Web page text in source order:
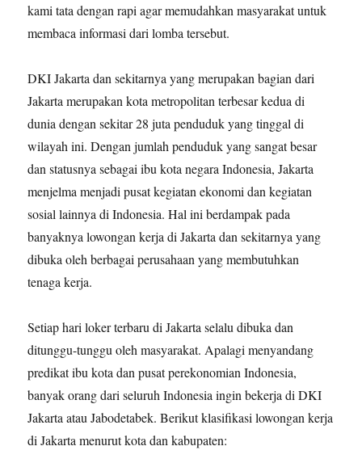
kami tata dengan rapi agar memudahkan masyarakat untuk
membaca informasi dari lomba tersebut.
DKI Jakarta dan sekitarnya yang merupakan bagian dari
Jakarta merupakan kota metropolitan terbesar kedua di
dunia dengan sekitar 28 juta penduduk yang tinggal di
wilayah ini. Dengan jumlah penduduk yang sangat besar
dan statusnya sebagai ibu kota negara Indonesia, Jakarta
menjelma menjadi pusat kegiatan ekonomi dan kegiatan
sosial lainnya di Indonesia. Hal ini berdampak pada
banyaknya lowongan kerja di Jakarta dan sekitarnya yang
dibuka oleh berbagai perusahaan yang membutuhkan
tenaga kerja.
Setiap hari loker terbaru di Jakarta selalu dibuka dan
ditunggu-tunggu oleh masyarakat. Apalagi menyandang
predikat ibu kota dan pusat perekonomian Indonesia,
banyak orang dari seluruh Indonesia ingin bekerja di DKI
Jakarta atau Jabodetabek. Berikut klasifikasi lowongan kerja
di Jakarta menurut kota dan kabupaten: